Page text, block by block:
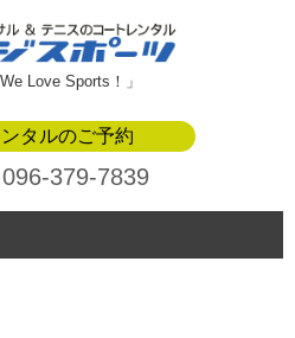
Love Sports！」
タルのご予約
096-379-7839